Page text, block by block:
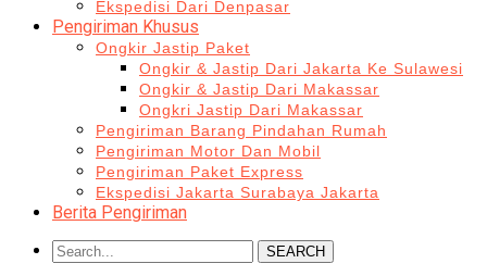
Ekspedisi Dari Denpasar
Pengiriman Khusus
Ongkir Jastip Paket
Ongkir & Jastip Dari Jakarta Ke Sulawesi
Ongkir & Jastip Dari Makassar
Ongkri Jastip Dari Makassar
Pengiriman Barang Pindahan Rumah
Pengiriman Motor Dan Mobil
Pengiriman Paket Express
Ekspedisi Jakarta Surabaya Jakarta
Berita Pengiriman
SEARCH